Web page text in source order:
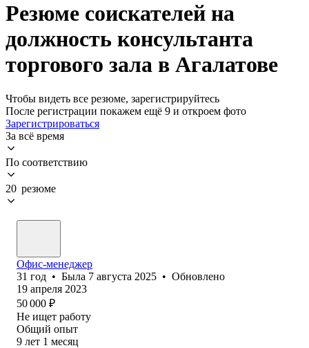
Резюме соискателей на
должность консультанта
торгового зала в Агалатове
Чтобы видеть все резюме, зарегистрируйтесь
После регистрации покажем ещё 9 и откроем фото
Зарегистрироваться
За всё время
По соответствию
20 резюме
Офис-менеджер
31 год • Была 7 августа 2025 • Обновлено
19 апреля 2023
50 000 ₽
Не ищет работу
Общий опыт
9 лет 1 месяц